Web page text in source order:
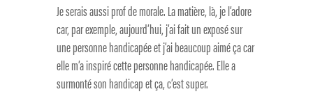
Je serais aussi prof de morale. La matière, là, je l’adore
car, par exemple, aujourd’hui, j’ai fait un exposé sur
une personne handicapée et j’ai beaucoup aimé ça car
elle m’a inspiré cette personne handicapée. Elle a
surmonté son handicap et ça, c’est super.